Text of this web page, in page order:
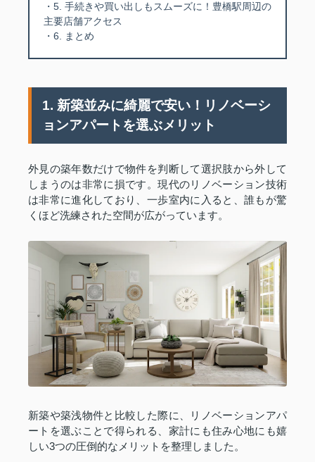
・5. 手続きや買い出しもスムーズに！豊橋駅周辺の
主要店舗アクセス
・6. まとめ
1. 新築並みに綺麗で安い！リノベーシ
ョンアパートを選ぶメリット
外見の築年数だけで物件を判断して選択肢から外して
しまうのは非常に損です。現代のリノベーション技術
は非常に進化しており、一歩室内に入ると、誰もが驚
くほど洗練された空間が広がっています。
新築や築浅物件と比較した際に、リノベーションアパ
ートを選ぶことで得られる、家計にも住み心地にも嬉
しい3つの圧倒的なメリットを整理しました。